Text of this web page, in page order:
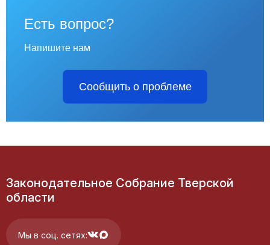
Есть вопрос?
Напишите нам
Сообщить о проблеме
Законодательное Собрание Тверской
области
Мы в соц. сетях: